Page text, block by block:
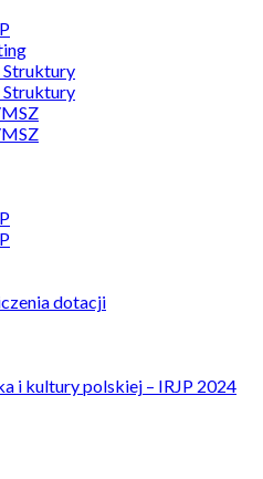
Struktury
Struktury
dotacji
i kultury polskiej – IRJP 2024